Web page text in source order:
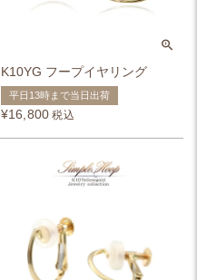
K10YG フープイヤリング
平日13時まで当日出荷
¥16,800 税込